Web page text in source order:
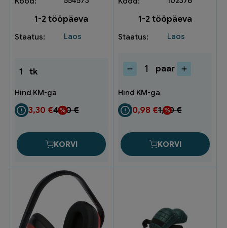
1-2 tööpäeva
Laos
1 tk
4,40€
3,30 €
KORVI
1-2 tööpäeva
Laos
Töökindad
EWO
nr.10
(12)
kogus
paar
1,30€
0,98 €
KORVI